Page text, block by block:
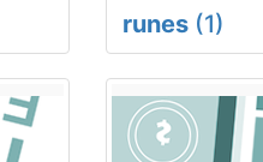
runes (1)